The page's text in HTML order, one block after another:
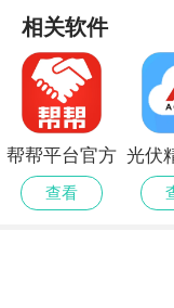
相关软件
帮帮平台官方
版
查看
光伏